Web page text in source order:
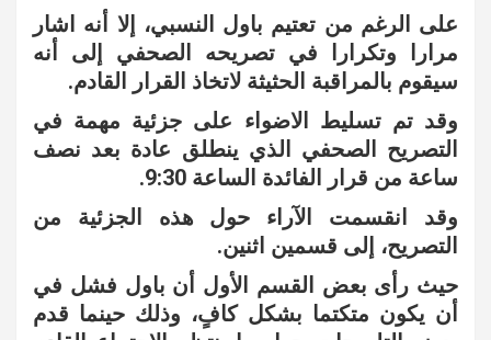
على الرغم من تعتيم باول النسبي، إلا أنه اشار
مرارا وتكرارا في تصريحه الصحفي إلى أنه
سيقوم بالمراقبة الحثيثة لاتخاذ القرار القادم.
وقد تم تسليط الاضواء على جزئية مهمة في
التصريح الصحفي الذي ينطلق عادة بعد نصف
ساعة من قرار الفائدة الساعة 9:30.
وقد انقسمت الآراء حول هذه الجزئية من
التصريح، إلى قسمين اثنين.
حيث رأى بعض القسم الأول أن باول فشل في
أن يكون متكتما بشكل كافٍ، وذلك حينما قدم